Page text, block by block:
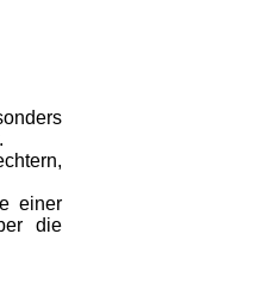
einer
die